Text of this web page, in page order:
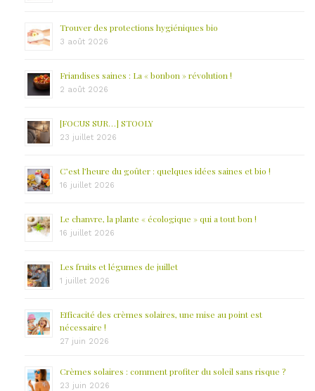
Trouver des protections hygiéniques bio
3 août 2026
Friandises saines : La « bonbon » révolution !
2 août 2026
[FOCUS SUR…] STOOLY
23 juillet 2026
C’est l’heure du goûter : quelques idées saines et bio !
16 juillet 2026
Le chanvre, la plante « écologique » qui a tout bon !
16 juillet 2026
Les fruits et légumes de juillet
1 juillet 2026
Efficacité des crèmes solaires, une mise au point est
nécessaire !
27 juin 2026
Crèmes solaires : comment profiter du soleil sans risque ?
23 juin 2026